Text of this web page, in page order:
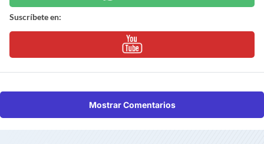
Suscríbete en:
Mostrar Comentarios